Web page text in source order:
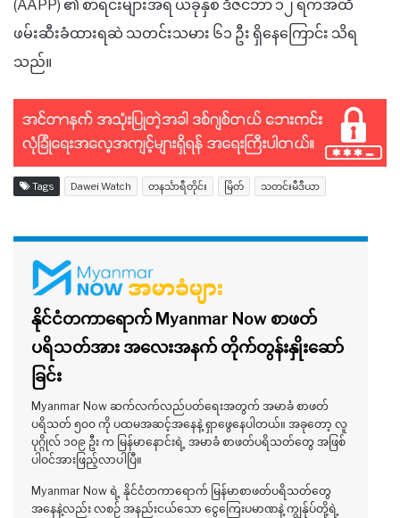
(AAPP) ၏ စာရင်းများအရ ယခုနှစ် ဒီဇင်ဘာ ၁၂ ရက်အထိ
ဖမ်းဆီးခံထားရဆဲ သတင်းသမား ၆၁ ဦး ရှိနေကြောင်း သိရ
သည်။
Tags Dawei Watch တနင်္သာရီတိုင်း မြိတ် သတင်းမီဒီယာ
နိုင်ငံတကာရောက် Myanmar Now စာဖတ်
ပရိသတ်အား အလေးအနက် တိုက်တွန်းနှိုးဆော်
ခြင်း
Myanmar Now ဆက်လက်လည်ပတ်ရေးအတွက် အမာခံ စာဖတ်
ပရိသတ် ၅၀၀ ကို ပထမအဆင့်အနေနဲ့ ရှာဖွေနေပါတယ်။ အခုတော့ လူ
ပုဂ္ဂိုလ် ၁၀၉ ဦး က မြန်မာနောင်းရဲ့ အမာခံ စာဖတ်ပရိသတ်တွေ အဖြစ်
ပါဝင်အားဖြည့်လာပါပြီ။
Myanmar Now ရဲ့ နိုင်ငံတကာရောက် မြန်မာစာဖတ်ပရိသတ်တွေ
အနေနဲ့လည်း လစဉ် အနည်းငယ်သော ငွေကြေးပမာဏနဲ့ ကျွန်ုပ်တို့ရဲ့